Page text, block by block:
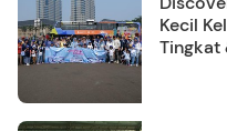
Kecil
Tingkat